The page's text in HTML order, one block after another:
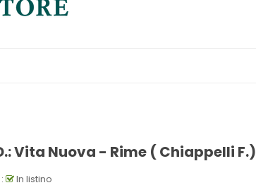
Vita Nuova - Rime ( Chiappelli F.)
:
In listino